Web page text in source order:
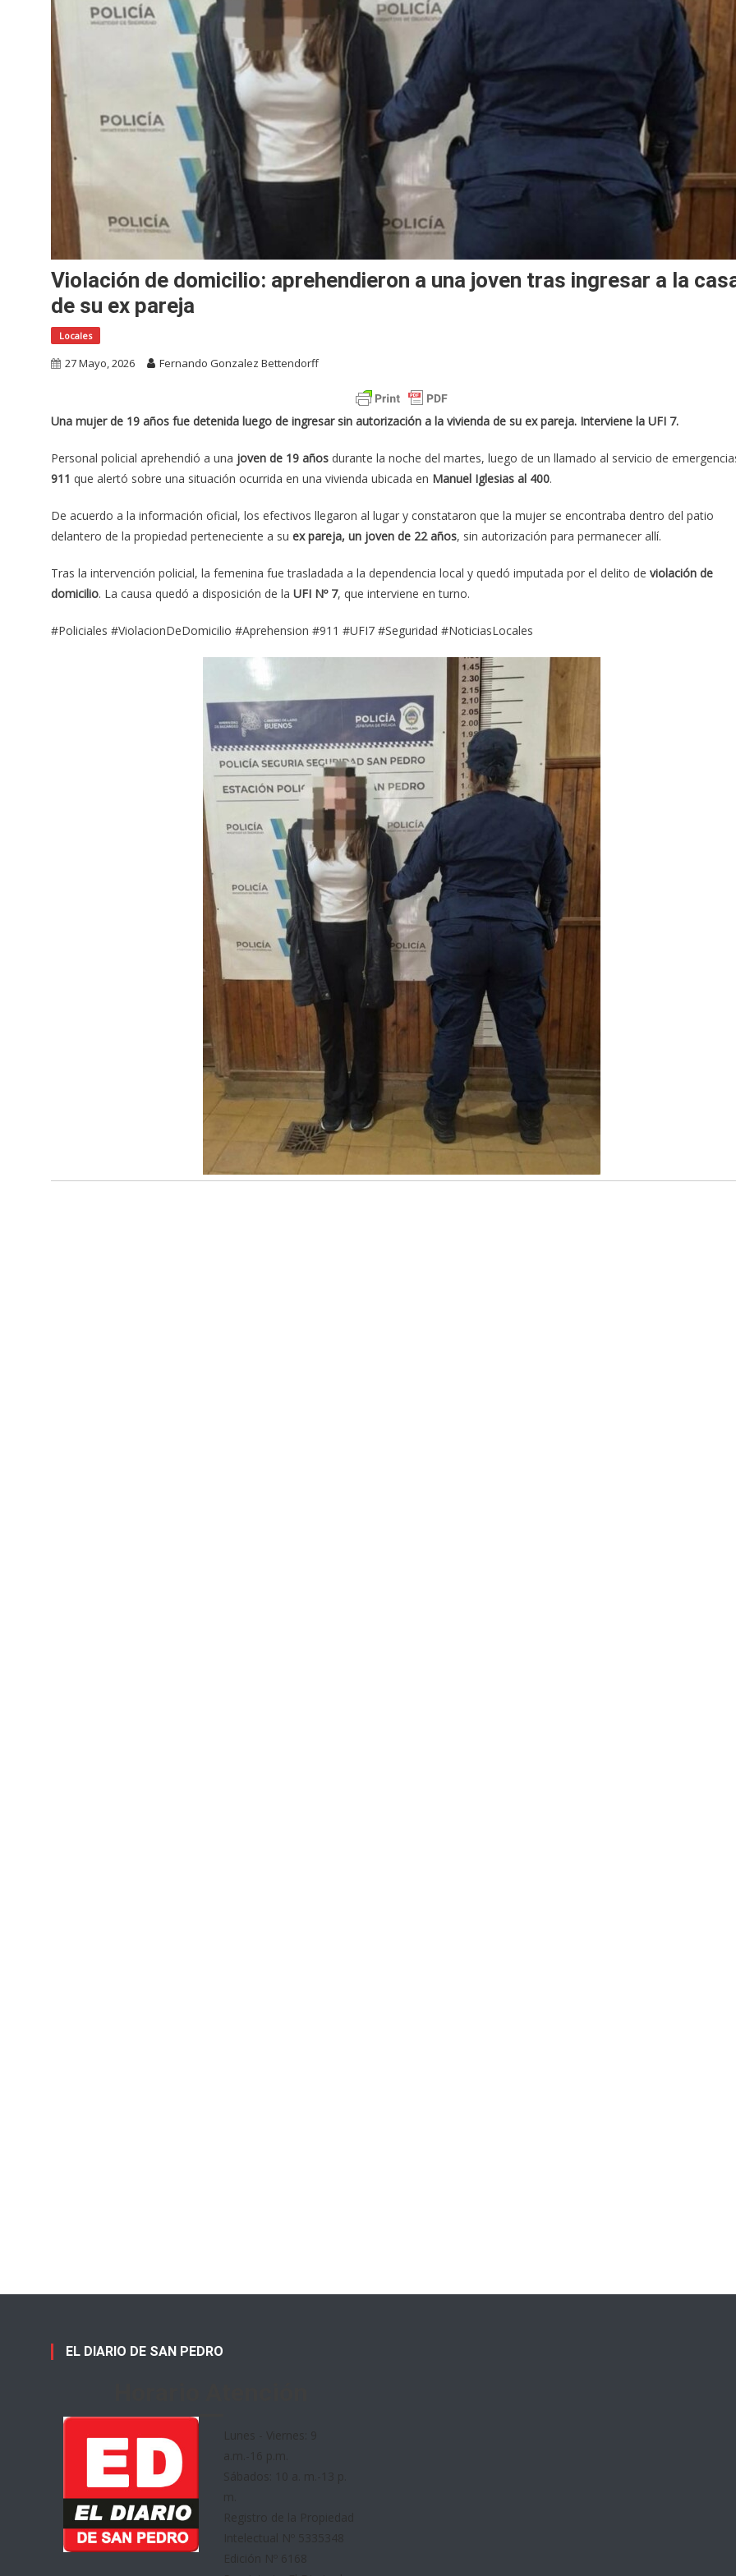
Violación de domicilio: aprehendieron a una joven tras ingresar a la
de su ex pareja
Locales
27 Mayo, 2026 Fernando Gonzalez Bettendorff
Una mujer de 19 años fue detenida luego de ingresar sin autorización a la vivienda de su ex pareja. Interviene la UFI 7.
Personal policial aprehendió a una joven de 19 años durante la noche del martes, luego de un llamado al servicio de
911 que alertó sobre una situación ocurrida en una vivienda ubicada en Manuel Iglesias al 400.
De acuerdo a la información oficial, los efectivos llegaron al lugar y constataron que la mujer se encontraba dentro del patio
delantero de la propiedad perteneciente a su ex pareja, un joven de 22 años, sin autorización para permanecer allí.
Tras la intervención policial, la femenina fue trasladada a la dependencia local y quedó imputada por el delito de violación de
domicilio. La causa quedó a disposición de la UFI Nº 7, que interviene en turno.
#Policiales #ViolacionDeDomicilio #Aprehension #911 #UFI7 #Seguridad #NoticiasLocales
EL DIARIO DE SAN PEDRO
Lunes - Viernes: 9
a.m.-16 p.m.
Sábados: 10 a. m.-13 p.
m.
Registro de la Propiedad
Intelectual Nº 5335348
Edición Nº 6168